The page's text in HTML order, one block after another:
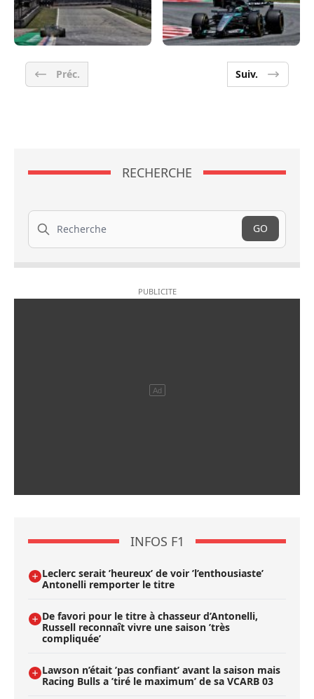
Préc. Suiv.
RECHERCHE
Recherche
GO
INFOS F1
Leclerc serait ’heureux’ de voir ’l’enthousiaste’
Antonelli remporter le titre
De favori pour le titre à chasseur d’Antonelli,
Russell reconnaît vivre une saison ’très
compliquée’
Lawson n’était ’pas confiant’ avant la saison mais
Racing Bulls a ’tiré le maximum’ de sa VCARB 03